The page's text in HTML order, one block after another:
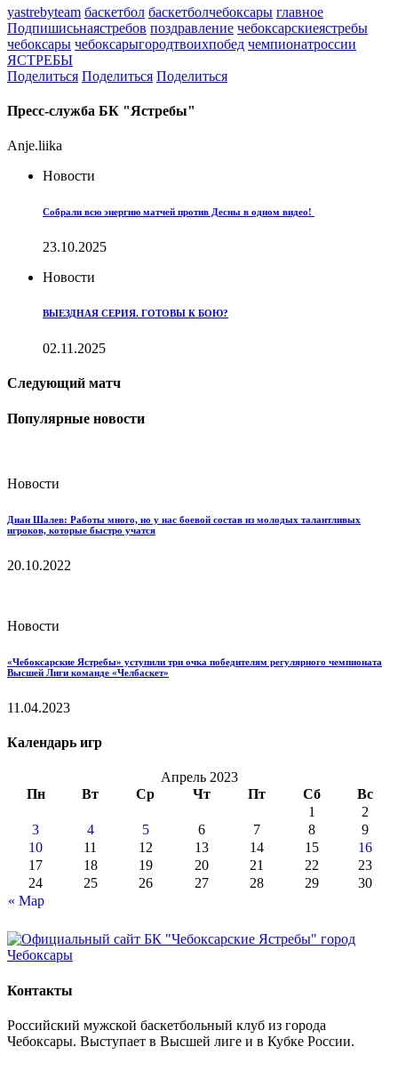
yastrebyteam баскетбол баскетболчебоксары главное
Подпишисьнаястребов поздравление чебоксарскиеястребы
чебоксары чебоксарыгородтвоихпобед чемпионатроссии
ЯСТРЕБЫ
Поделиться Поделиться Поделиться
Пресс-служба БК "Ястребы"
Anje.liika
Новости
Собрали всю энергию матчей против Десны в одном видео!
23.10.2025
Новости
ВЫЕЗДНАЯ СЕРИЯ. ГОТОВЫ К БОЮ?
02.11.2025
Следующий матч
Популярные новости
Новости
Диан Шалев: Работы много, но у нас боевой состав из молодых талантливых
игроков, которые быстро учатся
20.10.2022
Новости
«Чебоксарские Ястребы» уступили три очка победителям регулярного чемпионата
Высшей Лиги команде «Челбаскет»
11.04.2023
Календарь игр
Апрель 2023
Пн
Вт Ср Чт Пт Сб Вс
« Мар
1
2
3
4 5 6 7 8
9
10
11 12 13 14 15
16
17
18 19 20 21 22
23
24
25 26 27 28 29 30
Контакты
Российский мужской баскетбольный клуб из города
Чебоксары. Выступает в Высшей лиге и в Кубке России.